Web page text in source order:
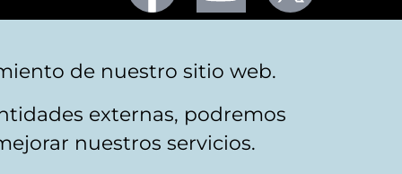
de nuestro sitio web.
externas, podremos
nuestros servicios.